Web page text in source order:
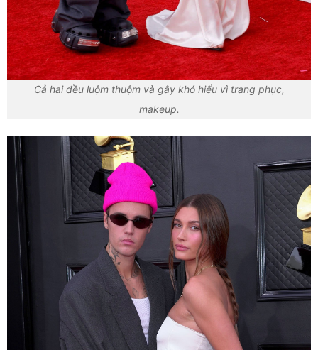
Cả hai đều luộm thuộm và gây khó hiểu vì trang phục,
makeup.